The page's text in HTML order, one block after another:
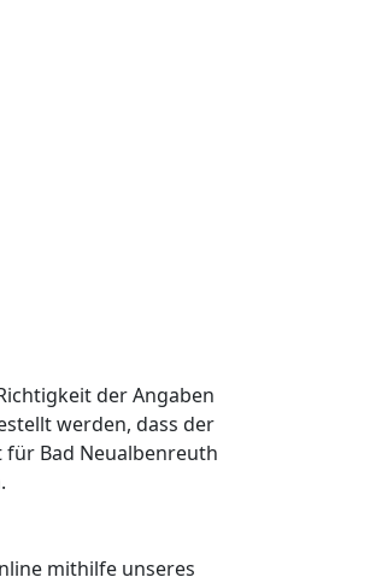
der Angaben
werden, dass der
Bad Neualbenreuth
mithilfe unseres